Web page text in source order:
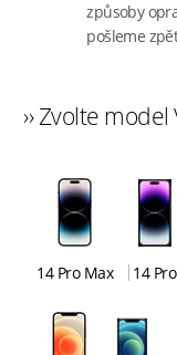
způsoby
pošleme
›› Zvolte
14 Pro Max 14 Pro